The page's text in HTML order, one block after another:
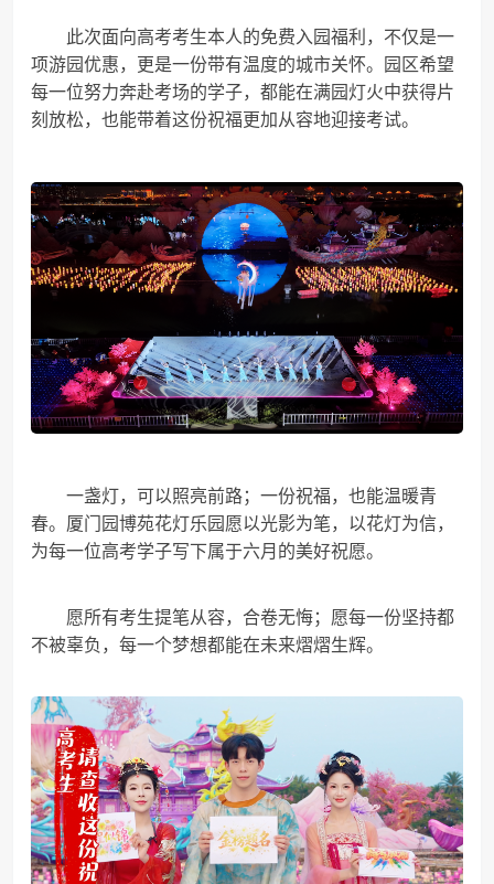
此次面向高考考生本人的免费入园福利，不仅是一
项游园优惠，更是一份带有温度的城市关怀。园区希望
每一位努力奔赴考场的学子，都能在满园灯火中获得片
刻放松，也能带着这份祝福更加从容地迎接考试。
一盏灯，可以照亮前路；一份祝福，也能温暖青
春。厦门园博苑花灯乐园愿以光影为笔，以花灯为信，
为每一位高考学子写下属于六月的美好祝愿。
愿所有考生提笔从容，合卷无悔；愿每一份坚持都
不被辜负，每一个梦想都能在未来熠熠生辉。